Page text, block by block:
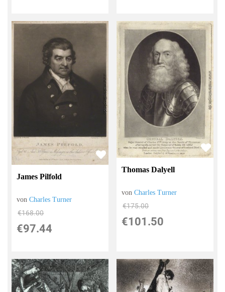
James Pilfold
vonCharles Turner
€168.00
€97.44
Thomas Dalyell
vonCharles Turner
€175.00
€101.50